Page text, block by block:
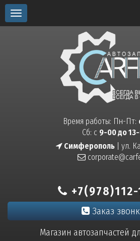
Toggle
navigation
Время работы: Пн-Пт:
Сб: с 9-00 до
Симферополь | ул.
+7(978)112-
Заказ
Магазин автозапчастей